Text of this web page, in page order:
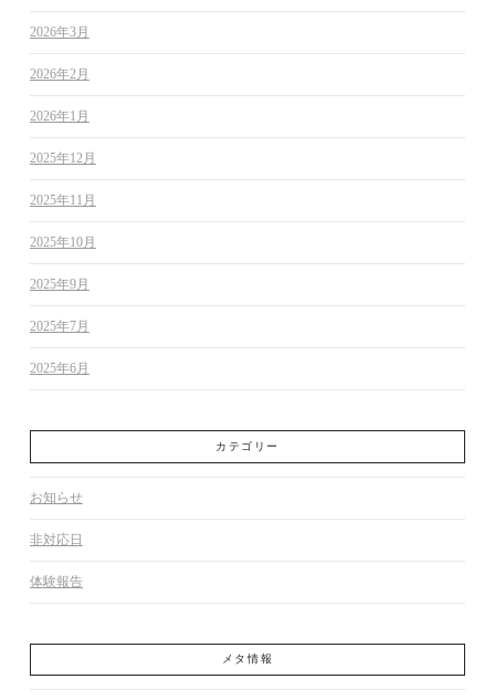
2026年3月
2026年2月
2026年1月
2025年12月
2025年11月
2025年10月
2025年9月
2025年7月
2025年6月
カテゴリー
お知らせ
非対応日
体験報告
メタ情報